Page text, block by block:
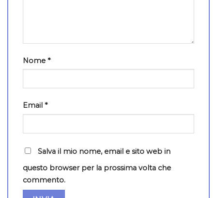
Nome *
Email *
Salva il mio nome, email e sito web in
questo browser per la prossima volta che
commento.